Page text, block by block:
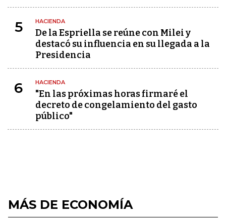
5 HACIENDA
De la Espriella se reúne con Milei y
destacó su influencia en su llegada a la
Presidencia
6 HACIENDA
"En las próximas horas firmaré el
decreto de congelamiento del gasto
público"
MÁS DE ECONOMÍA